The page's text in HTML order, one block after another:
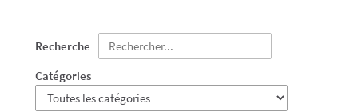
Recherche
Catégories